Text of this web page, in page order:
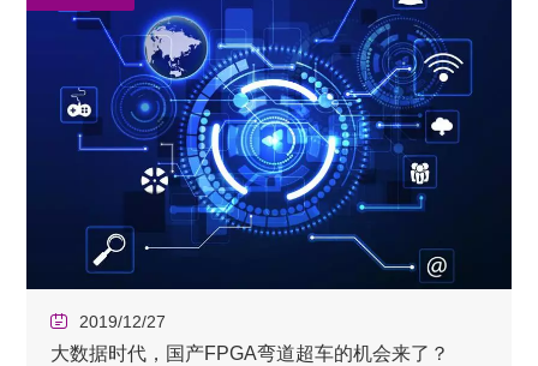
2019/12/27
大数据时代，国产FPGA弯道超车的机会来了？